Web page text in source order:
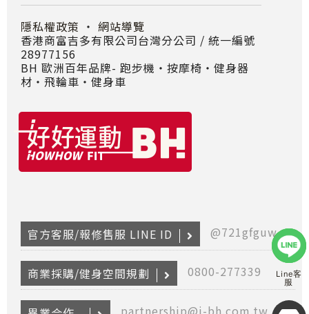
Line客
服
隱私權政策 ・ 網站導覽
香港商富吉多有限公司台灣分公司 / 統一編號
28977156
BH 歐洲百年品牌- 跑步機‧按摩椅‧健身器
材‧飛輪車‧健身車
官方客服/報修售服 LINE ID @721gfguw
商業採購/健身空間規劃 0800-277339
partnership@i-bh.com.tw